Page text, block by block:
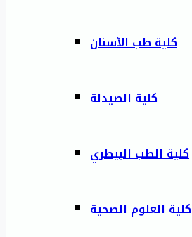
كلية طب الأسنان
كلية الصيدلة
كلية الطب البيطري
كلية العلوم الصحية